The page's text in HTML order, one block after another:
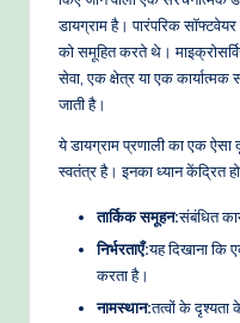
e
rn
T
e
डायग्राम है। पारंपरिक
को समूहित करते थे।
सेवा, एक क्षेत्र या एक
जाती है।
ये डायग्राम प्रणाली का एक ऐसा
स्वतंत्र है। इनका ध्यान केंद्रित
तार्किक समूहन:संबंधित
निर्भरताएँ:यह दिखाना
करता है।
नामस्थान:तत्वों के दृश्यता